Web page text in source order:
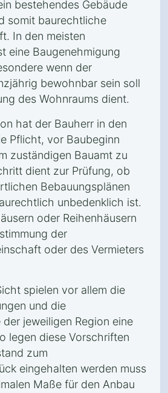
bestehendes Gebäude
somit baurechtliche
In den meisten
eine Baugenehmigung
wenn der
bewohnbar sein soll
des Wohnraums dient.
hat der Bauherr in den
Pflicht, vor Baubeginn
zuständigen Bauamt zu
dient zur Prüfung, ob
Bebauungsplänen
unbedenklich ist.
oder Reihenhäusern
der
oder des Vermieters
spielen vor allem die
und die
jeweiligen Region eine
legen diese Vorschriften
zum
eingehalten werden muss
Maße für den Anbau